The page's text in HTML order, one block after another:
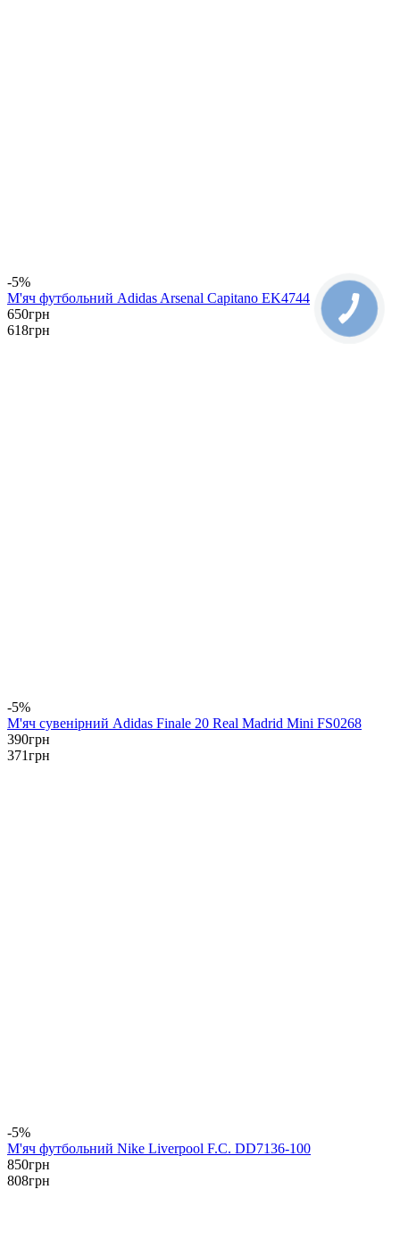
-5%
М'яч футбольний Adidas Arsenal Capitano EK4744
650грн
618грн
-5%
М'яч сувенірний Adidas Finale 20 Real Madrid Mini FS0268
390грн
371грн
-5%
М'яч футбольний Nike Liverpool F.C. DD7136-100
850грн
808грн